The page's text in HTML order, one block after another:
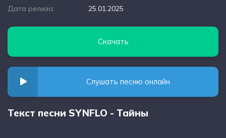
Дата релиза:
25.01.2025
Скачать
Слушать песню онлайн
Текст песни SYNFLO - Тайны